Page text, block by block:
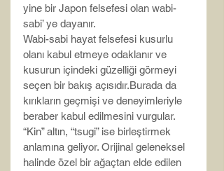
yine bir Japon felsefesi olan wabi-
sabi’ ye dayanır.
Wabi-sabi hayat felsefesi kusurlu
olanı kabul etmeye odaklanır ve
kusurun içindeki güzelliği görmeyi
seçen bir bakış açısıdır.Burada da
kırıkların geçmişi ve deneyimleriyle
beraber kabul edilmesini vurgular.
“Kin” altın, “tsugi” ise birleştirmek
anlamına geliyor. Orijinal geleneksel
halinde özel bir ağaçtan elde edilen